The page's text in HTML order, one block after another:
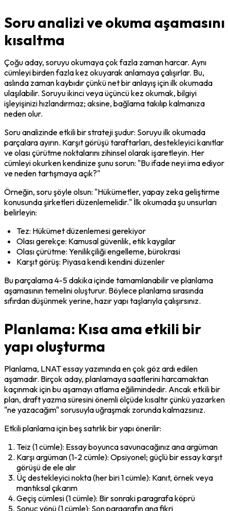
Soru analizi ve okuma aşamasını
kısaltma
Çoğu aday, soruyu okumaya çok fazla zaman harcar. Aynı
cümleyi birden fazla kez okuyarak anlamaya çalışırlar. Bu,
aslında zaman kaybıdır çünkü net bir anlayış için ilk okumada
ulaşılabilir. Soruyu ikinci veya üçüncü kez okumak, bilgiyi
işleyişinizi hızlandırmaz; aksine, bağlama takılıp kalmanıza
neden olur.
Soru analizinde etkili bir strateji şudur: Soruyu ilk okumada
parçalara ayırın. Karşıt görüşü taraftarları, destekleyici kanıtlar
ve olası çürütme noktalarını zihinsel olarak işaretleyin. Her
cümleyi okurken kendinize şunu sorun: "Bu ifade neyi ima ediyor
ve neden tartışmaya açık?"
Örneğin, soru şöyle olsun: "Hükümetler, yapay zeka geliştirme
konusunda şirketleri düzenlemelidir." İlk okumada şu unsurları
belirleyin:
Tez: Hükümet düzenlemesi gerekiyor
Olası gerekçe: Kamusal güvenlik, etik kaygılar
Olası çürütme: Yenilikçiliği engelleme, bürokrasi
Karşıt görüş: Piyasa kendi kendini düzenler
Bu parçalama 4-5 dakika içinde tamamlanabilir ve planlama
aşamasının temelini oluşturur. Böylece planlama sırasında
sıfırdan düşünmek yerine, hazır yapı taşlarıyla çalışırsınız.
Planlama: Kısa ama etkili bir
yapı oluşturma
Planlama, LNAT essay yazımında en çok göz ardı edilen
aşamadır. Birçok aday, planlamaya saatlerini harcamaktan
kaçınmak için bu aşamayı atlama eğilimindedir. Ancak etkili bir
plan, draft yazma süresini önemli ölçüde kısaltır çünkü yazarken
"ne yazacağım" sorusuyla uğraşmak zorunda kalmazsınız.
Etkili planlama için beş satırlık bir yapı önerilir:
Teiz (1 cümle): Essay boyunca savunacağınız ana argüman
Karşı argüman (1-2 cümle): Opsiyonel; güçlü bir essay karşıt
görüşü de ele alır
Üç destekleyici nokta (her biri 1 cümle): Kanıt, örnek veya
mantıksal çıkarım
Geçiş cümlesi (1 cümle): Bir sonraki paragrafa köprü
Sonuç yönü (1 cümle): Son paragrafın ana fikri